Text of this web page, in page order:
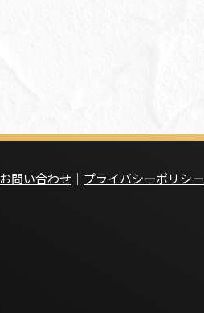
お問い合わせ ｜ プライバシーポリシー